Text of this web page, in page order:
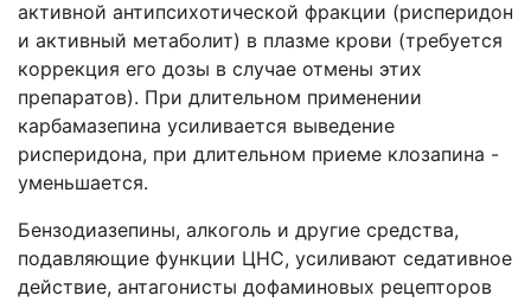
активной антипсихотической фракции (рисперидон
и активный метаболит) в плазме крови (требуется
коррекция его дозы в случае отмены этих
препаратов). При длительном применении
карбамазепина усиливается выведение
рисперидона, при длительном приеме клозапина -
уменьшается.
Бензодиазепины, алкоголь и другие средства,
подавляющие функции ЦНС, усиливают седативное
действие, антагонисты дофаминовых рецепторов